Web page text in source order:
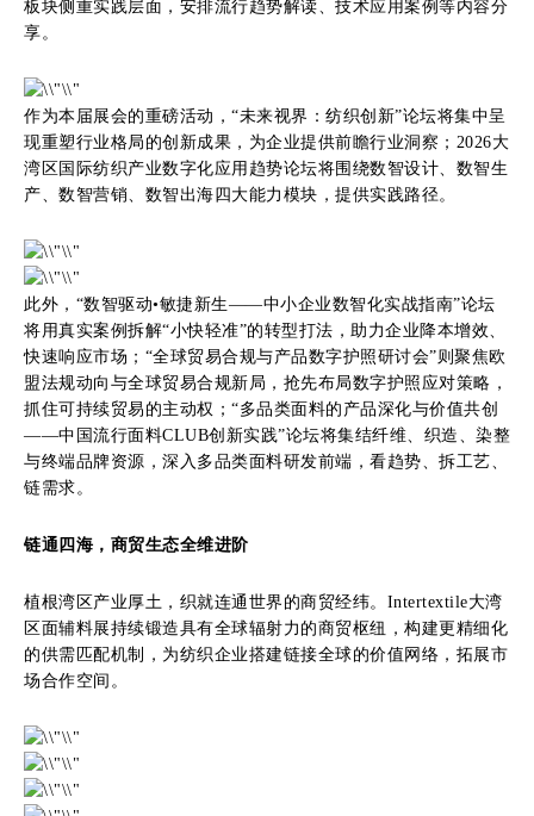
板块侧重实践层面，安排流行趋势解读、技术应用案例等内容分
享。
作为本届展会的重磅活动，“未来视界：纺织创新”论坛将集中呈
现重塑行业格局的创新成果，为企业提供前瞻行业洞察；2026大
湾区国际纺织产业数字化应用趋势论坛将围绕数智设计、数智生
产、数智营销、数智出海四大能力模块，提供实践路径。
此外，“数智驱动•敏捷新生——中小企业数智化实战指南”论坛
将用真实案例拆解“小快轻准”的转型打法，助力企业降本增效、
快速响应市场；“全球贸易合规与产品数字护照研讨会”则聚焦欧
盟法规动向与全球贸易合规新局，抢先布局数字护照应对策略，
抓住可持续贸易的主动权；“多品类面料的产品深化与价值共创
——中国流行面料CLUB创新实践”论坛将集结纤维、织造、染整
与终端品牌资源，深入多品类面料研发前端，看趋势、拆工艺、
链需求。
链通四海，商贸生态全维进阶
植根湾区产业厚土，织就连通世界的商贸经纬。Intertextile大湾
区面辅料展持续锻造具有全球辐射力的商贸枢纽，构建更精细化
的供需匹配机制，为纺织企业搭建链接全球的价值网络，拓展市
场合作空间。